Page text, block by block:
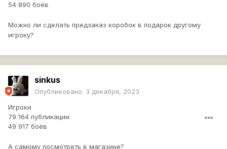
54 890 боёв
Можно ли сделать предзаказ коробок в подарок другому
игроку?
sinkus
Опубликовано: 3 декабря, 2023
Игроки
79 164 публикации
49 917 боёв
А самому посмотреть в магазине?